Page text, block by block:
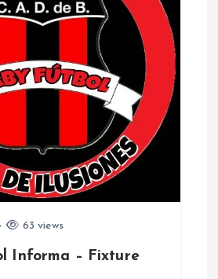
63 views
Informa – Fixture